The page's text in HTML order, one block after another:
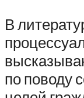
В
по поводу